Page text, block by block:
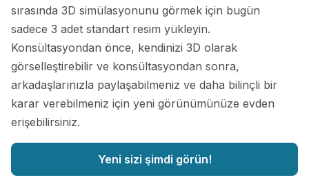
sırasında 3D simülasyonunu görmek için bugün
sadece 3 adet standart resim yükleyin.
Konsültasyondan önce, kendinizi 3D olarak
görselleştirebilir ve konsültasyondan sonra,
arkadaşlarınızla paylaşabilmeniz ve daha bilinçli bir
karar verebilmeniz için yeni görünümünüze evden
erişebilirsiniz.
Yeni sizi şimdi görün!